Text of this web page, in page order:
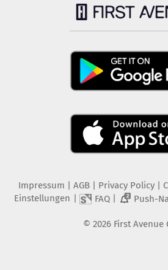
Impressum AGB Privacy Policy|
Einstellungen
FAQ| 2 Push-
© 2026 First Avenue